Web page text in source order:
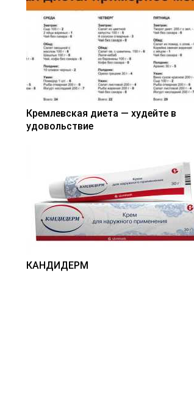
Кремлевская диета — худейте в
удовольствие
КАНДИДЕРМ